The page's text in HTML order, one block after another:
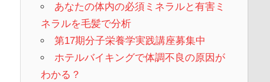
あなたの体内の必須ミネラルと有害ミ
ネラルを毛髪で分析
第17期分子栄養学実践講座募集中
ホテルバイキングで体調不良の原因が
わかる？